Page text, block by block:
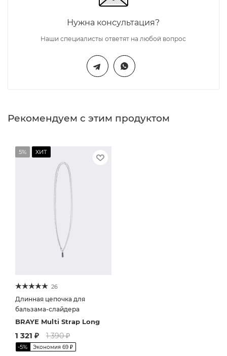
Нужна консультация?
Наши специалисты ответят на любой вопрос
Рекомендуем с этим продуктом
5% ХИТ
26
Длинная цепочка для
бальзама-слайдера
BRAYE Multi Strap Long
1 321 ₽ 1 390₽
-5% Экономия 69 ₽